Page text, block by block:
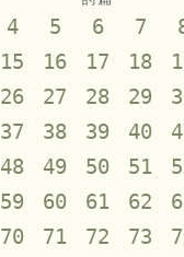
4 5 6 7
15 16 17 18
26 27 28 29
37 38 39 40
48 49 50 51
59 60 61 62
70 71 72 73